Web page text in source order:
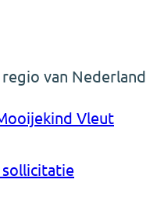
van Nederland
Vleut